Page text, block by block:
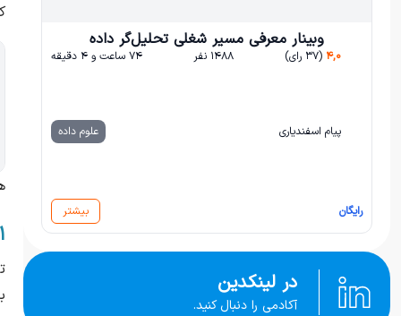
۱. تعیین هدف
وبینار معرفی مسیر شغلی تحلیل‌گر داده
۴,۰ (۳۷ رای)
پیام اسفندیاری علوم داده
رایگان بیشتر
در لینکدین
آکادمی را دنبال کنید.